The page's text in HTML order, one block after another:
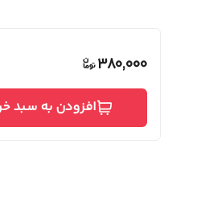
380,000
افزودن به سبد